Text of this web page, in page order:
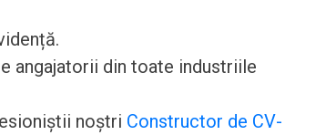
angajatorii din toate industriile
noștri Constructor de CV-